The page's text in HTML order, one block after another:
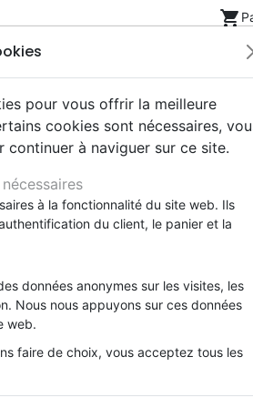
shopping_cart
Bibles
Segond 21
Segond
NEG
Livres
Famille, couple
Souffrance, Relation d'aide
Santé
eBooks
Méditations
Souffrance, Relation d'aide
Psychologie
Jeunesse
Bibles jeunesse
Instrumental
Louange, Adoration
Hardrock, Métal
Documentaires, reportages
Accessoires de Bible
Papeterie
Apologétique
Par page :
pour vous offrir la meilleure
cookies sont nécessaires,
continuer à naviguer sur ce site.
à la fonctionnalité du site web. Ils
du client, le panier et la
données anonymes sur les visites, les
Nous nous appuyons sur ces données
web.
faire de choix, vous acceptez tous les